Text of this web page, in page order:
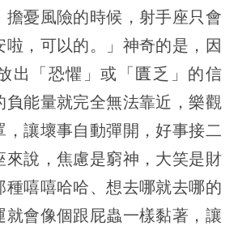
擔憂風險的時候，射手座只會
啦，可以的。」神奇的是，因
出「恐懼」或「匱乏」的信
負能量就完全無法靠近，樂觀
，讓壞事自動彈開，好事接二
來說，焦慮是窮神，大笑是財
種嘻嘻哈哈、想去哪就去哪的
就會像個跟屁蟲一樣黏著，讓